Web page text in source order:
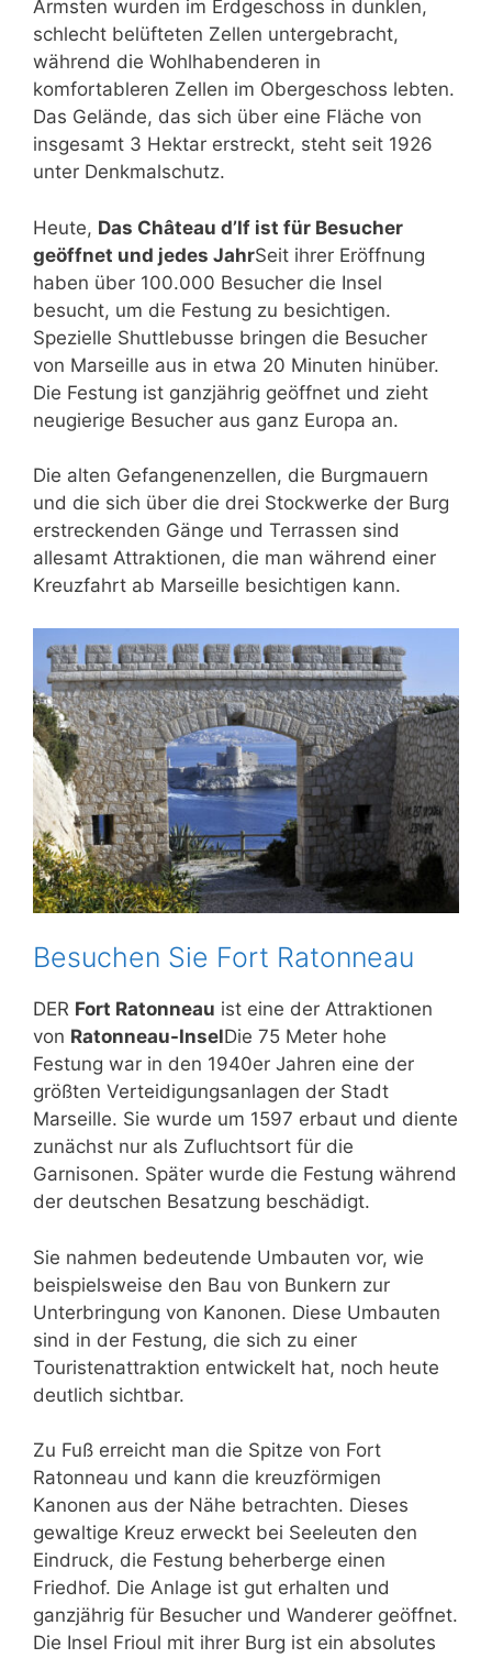
Ärmsten wurden im Erdgeschoss in dunklen,
schlecht belüfteten Zellen untergebracht,
während die Wohlhabenderen in
komfortableren Zellen im Obergeschoss lebten.
Das Gelände, das sich über eine Fläche von
insgesamt 3 Hektar erstreckt, steht seit 1926
unter Denkmalschutz.
Heute, Das Château d’If ist für Besucher
geöffnet und jedes JahrSeit ihrer Eröffnung
haben über 100.000 Besucher die Insel
besucht, um die Festung zu besichtigen.
Spezielle Shuttlebusse bringen die Besucher
von Marseille aus in etwa 20 Minuten hinüber.
Die Festung ist ganzjährig geöffnet und zieht
neugierige Besucher aus ganz Europa an.
Die alten Gefangenenzellen, die Burgmauern
und die sich über die drei Stockwerke der Burg
erstreckenden Gänge und Terrassen sind
allesamt Attraktionen, die man während einer
Kreuzfahrt ab Marseille besichtigen kann.
Besuchen Sie Fort Ratonneau
DER Fort Ratonneau ist eine der Attraktionen
von Ratonneau-InselDie 75 Meter hohe
Festung war in den 1940er Jahren eine der
größten Verteidigungsanlagen der Stadt
Marseille. Sie wurde um 1597 erbaut und diente
zunächst nur als Zufluchtsort für die
Garnisonen. Später wurde die Festung während
der deutschen Besatzung beschädigt.
Sie nahmen bedeutende Umbauten vor, wie
beispielsweise den Bau von Bunkern zur
Unterbringung von Kanonen. Diese Umbauten
sind in der Festung, die sich zu einer
Touristenattraktion entwickelt hat, noch heute
deutlich sichtbar.
Zu Fuß erreicht man die Spitze von Fort
Ratonneau und kann die kreuzförmigen
Kanonen aus der Nähe betrachten. Dieses
gewaltige Kreuz erweckt bei Seeleuten den
Eindruck, die Festung beherberge einen
Friedhof. Die Anlage ist gut erhalten und
ganzjährig für Besucher und Wanderer geöffnet.
Die Insel Frioul mit ihrer Burg ist ein absolutes